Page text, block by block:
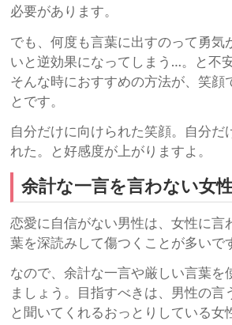
必要があります。
でも、何度も言葉に出すのって勇気
いと逆効果になってしまう…。と不
そんな時におすすめの方法が、笑顔
とです。
自分だけに向けられた笑顔。自分だ
れた。と好感度が上がりますよ。
余計な一言を言わない女
恋愛に自信がない男性は、女性に言
葉を深読みして傷つくことが多いで
なので、余計な一言や厳しい言葉を
ましょう。目指すべきは、男性の言
と聞いてくれるおっとりしている女